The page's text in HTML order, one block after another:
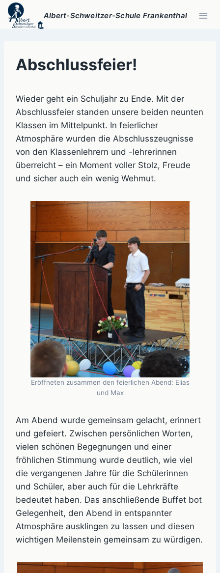
Zum
Inhalt
Albert-Schweitzer-Schule Frankenthal
Abschlussfeier!
Wieder geht ein Schuljahr zu Ende. Mit der
Abschlussfeier standen unsere beiden neunten
Klassen im Mittelpunkt. In feierlicher
Atmosphäre wurden die Abschlusszeugnisse
von den Klassenlehrern und -lehrerinnen
überreicht – ein Moment voller Stolz, Freude
und sicher auch ein wenig Wehmut.
Eröffneten zusammen den feierlichen Abend: Elias
und Max
Am Abend wurde gemeinsam gelacht, erinnert
und gefeiert. Zwischen persönlichen Worten,
vielen schönen Begegnungen und einer
fröhlichen Stimmung wurde deutlich, wie viel
die vergangenen Jahre für die Schülerinnen
und Schüler, aber auch für die Lehrkräfte
bedeutet haben. Das anschließende Buffet bot
Gelegenheit, den Abend in entspannter
Atmosphäre ausklingen zu lassen und diesen
wichtigen Meilenstein gemeinsam zu würdigen.